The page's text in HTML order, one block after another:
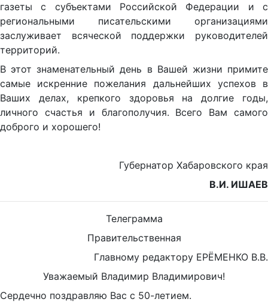
газеты с субъектами Российской Федерации и с
региональными писательскими организациями
заслуживает всяческой поддержки руководителей
территорий.
В этот знаменательный день в Вашей жизни примите
самые искренние пожелания дальнейших успехов в
Ваших делах, крепкого здоровья на долгие годы,
личного счастья и благополучия. Всего Вам самого
доброго и хорошего!
Губернатор Хабаровского края
В.И. ИШАЕВ
Телеграмма
Правительственная
Главному редактору ЕРЁМЕНКО В.В.
Уважаемый Владимир Владимирович!
Сердечно поздравляю Вас с 50-летием.